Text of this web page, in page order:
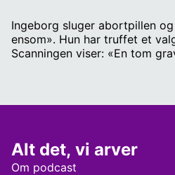
Ingeborg sluger abortpillen
ensom». Hun har truffet et
Scanningen viser: «En tom
nyt lys. Af Kirsten Jacobsen
Radio IIII Redaktør: Jakob
Om podcast
Alt det, vi arver